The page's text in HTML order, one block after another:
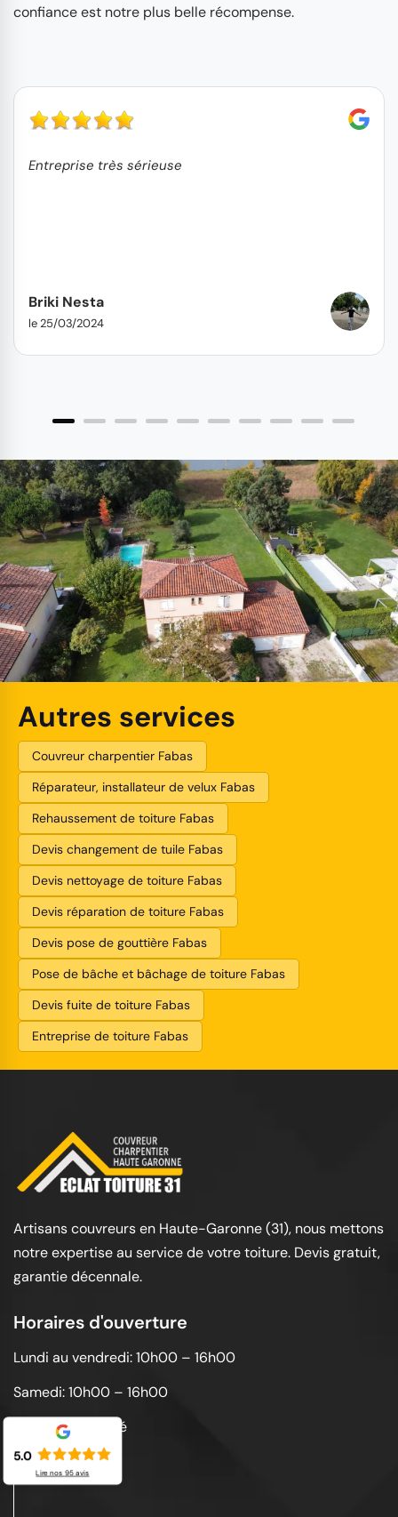
confiance est notre plus belle récompense.
Entreprise très sérieuse
Briki Nesta
le 25/03/2024
Autres services
Couvreur charpentier Fabas
Réparateur, installateur de velux Fabas
Rehaussement de toiture Fabas
Devis changement de tuile Fabas
Devis nettoyage de toiture Fabas
Devis réparation de toiture Fabas
Devis pose de gouttière Fabas
Pose de bâche et bâchage de toiture Fabas
Devis fuite de toiture Fabas
Entreprise de toiture Fabas
Artisans couvreurs en Haute-Garonne (31), nous mettons
notre expertise au service de votre toiture. Devis gratuit,
garantie décennale.
Horaires d'ouverture
Lundi au vendredi: 10h00 – 16h00
Samedi: 10h00 – 16h00
Dimanche: Fermé
5.0
Lire nos 95avis